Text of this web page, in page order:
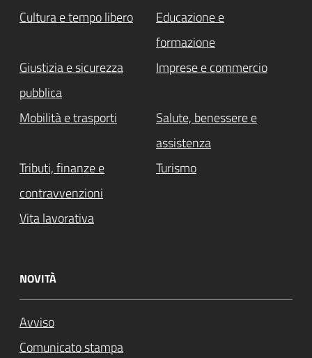
Cultura e tempo libero
Educazione e
formazione
Giustizia e sicurezza
pubblica
Imprese e commercio
Mobilità e trasporti
Salute, benessere e
assistenza
Tributi, finanze e
contravvenzioni
Turismo
Vita lavorativa
NOVITÀ
Avviso
Comunicato stampa